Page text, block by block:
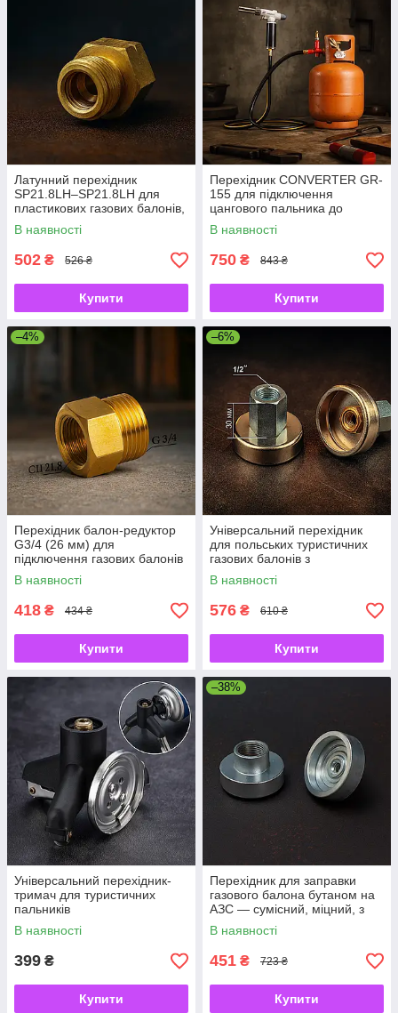
Латунний перехідник
SP21.8LH–SP21.8LH для
пластикових газових балонів,
ліве різьбове з'єднання 21,8
мм
В наявності
502 ₴ 526 ₴
Купити
Перехідник CONVERTER GR-
155 для підключення
цангового пальника до
пропанового балона через
шланг
В наявності
750 ₴ 843 ₴
Купити
–4%
Перехідник балон-редуктор
G3/4 (26 мм) для
підключення газових балонів
до редуктора
В наявності
418 ₴ 434 ₴
Купити
–6%
Універсальний перехідник
для польських туристичних
газових балонів з
підключенням до АЗС 1/2"
В наявності
576 ₴ 610 ₴
Купити
Універсальний перехідник-
тримач для туристичних
пальників
В наявності
399 ₴
Купити
–38%
Перехідник для заправки
газового балона бутаном на
АЗС — сумісний, міцний, з
різьбою W21.8 мм
В наявності
451 ₴ 723 ₴
Купити